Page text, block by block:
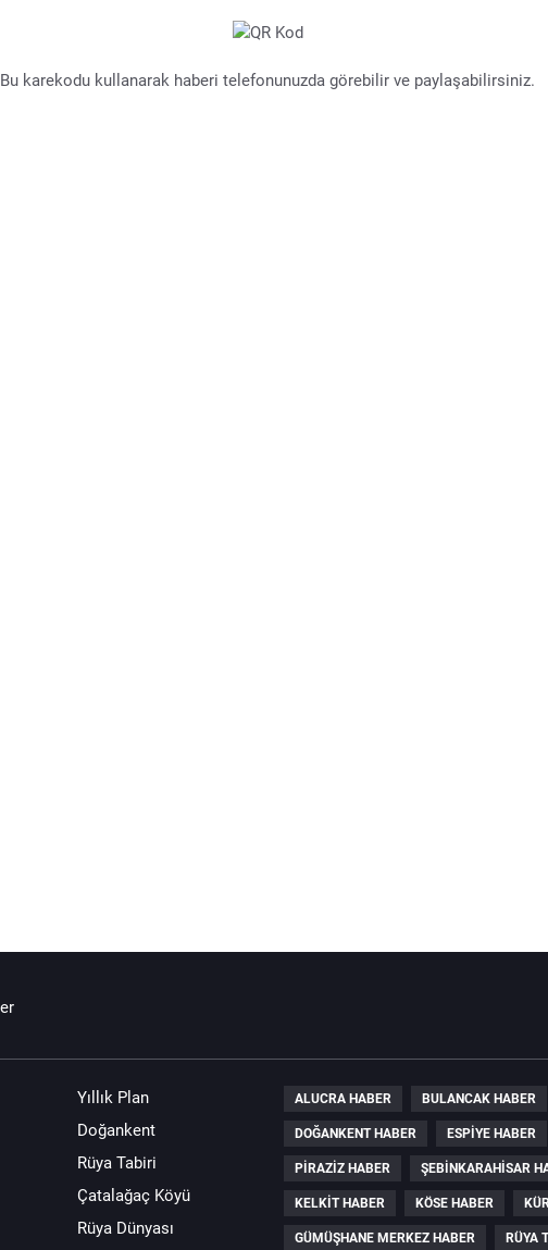
Bu karekodu kullanarak haberi telefonunuzda görebilir ve paylaşabilirsiniz.
Yıllık Plan
Doğankent
Rüya Tabiri
Çatalağaç Köyü
Rüya Dünyası
ALUCRA HABER BULANCAK HABER
DOĞANKENT HABER ESPIYE HABER
PIRAZIZ HABER ŞEBINKARAHISAR
KELKIT HABER KÖSE HABER
GÜMÜŞHANE MERKEZ HABER RÜYA